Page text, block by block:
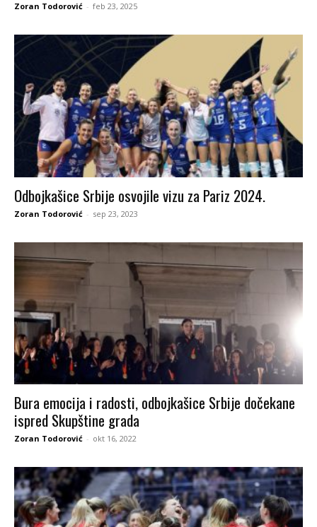
Zoran Todorović - feb 23, 2025
Odbojkašice Srbije osvojile vizu za Pariz 2024.
Zoran Todorović - sep 23, 2023
Bura emocija i radosti, odbojkašice Srbije dočekane
ispred Skupštine grada
Zoran Todorović - okt 16, 2022